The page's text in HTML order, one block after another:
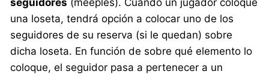
una loseta, tendrá opción a colocar uno de los
seguidores de su reserva (si le quedan) sobre
dicha loseta. En función de sobre qué elemento lo
coloque, el seguidor pasa a pertenecer a un